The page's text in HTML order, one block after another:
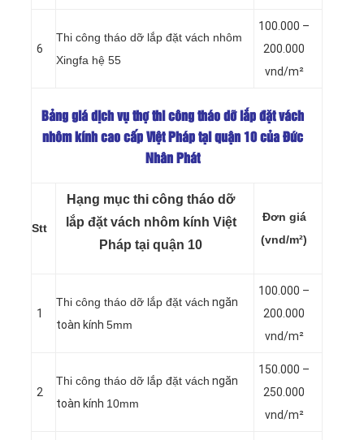
6
Thi công tháo dỡ lắp đặt vách nhôm
Xingfa hệ 55
100.000 –
200.000
vnd/m²
Bảng giá dịch vụ thợ thi công tháo dỡ lắp đặt vách
nhôm kính cao cấp Việt Pháp tại quận 10 của Đức
Nhân Phát
Stt
Hạng mục thi công tháo dỡ
lắp đặt vách nhôm kính Việt
Pháp tại quận 10
Đơn giá
(vnd/m²)
1
Thi công tháo dỡ lắp đặt vách ngăn
toàn kính 5mm
100.000 –
200.000
vnd/m²
2
Thi công tháo dỡ lắp đặt vách ngăn
toàn kính 10mm
150.000 –
250.000
vnd/m²